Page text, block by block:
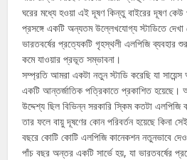
ঘরের মধ্যে হওয়া এই দূষণ কিন্তু বাইরের দূষণ
প্রসঙ্গে একটি অন্যতম উল্লেখযোগ্য স্টাডিতে দেখা
ভারতবর্ষের প্রত্যেকটি গৃহস্থলী এলপিজি ব্যবহার
কমে যাওয়ার প্রভূত সম্ভাবনা।
সম্প্রতি আমরা একটা নতুন স্টাডি করেছি যা
একটি আন্তর্জাতিক পত্রিকাতে প্রকাশিত হয়েছে।
উদ্দেশ্য ছিল বিভিন্ন সরকারি স্কিম কতটা এলপিজি
তার ফলে বায়ু দূষণের কোন পরিবর্তন হয়েছে কিনা
বছরে কোটি কোটি এলপিজি কানেকশন নতুনভাবে
পাঁচ বছর অন্তর একটি সার্ভে হয়, যা ভারতবর্ষের